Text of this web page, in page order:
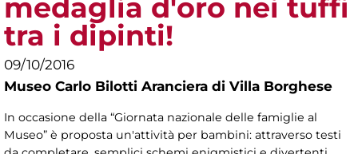
medaglia d'oro nei tuffi
tra i dipinti!
09/10/2016
Museo Carlo Bilotti Aranciera di Villa Borghese
In occasione della “Giornata nazionale delle famiglie al
Museo” è proposta un'attività per bambini: attraverso testi